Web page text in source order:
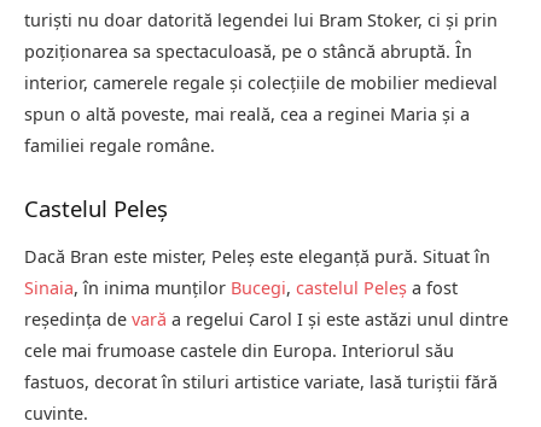
turiști nu doar datorită legendei lui Bram Stoker, ci și prin
poziționarea sa spectaculoasă, pe o stâncă abruptă. În
interior, camerele regale și colecțiile de mobilier medieval
spun o altă poveste, mai reală, cea a reginei Maria și a
familiei regale române.
Castelul Peleș
Dacă Bran este mister, Peleș este eleganță pură. Situat în
Sinaia, în inima munților Bucegi, castelul Peleș a fost
reședința de vară a regelui Carol I și este astăzi unul dintre
cele mai frumoase castele din Europa. Interiorul său
fastuos, decorat în stiluri artistice variate, lasă turiștii fără
cuvinte.